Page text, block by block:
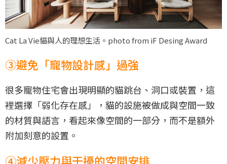
Cat La Vie貓與人的理想生活。photo from iF Desing Award
③避免「寵物設計感」過強
很多寵物住宅會出現明顯的貓跳台、洞口或裝置，這
裡選擇「弱化存在感」，貓的設施被做成與空間一致
的材質與語言，看起來像空間的一部分，而不是額外
附加刻意的設置。
④減少壓力與干擾的空間安排